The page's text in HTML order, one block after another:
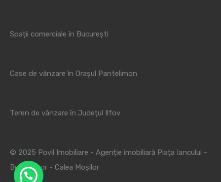
Spații comerciale în București
Case de vânzare în Orașul Pantelimon
Teren de vânzare în Județul Ilfov
© 2025 Povil Imobiliare - Agenție imobiliară Piața Iancului -
Bucur Obor - Calea Moșilor